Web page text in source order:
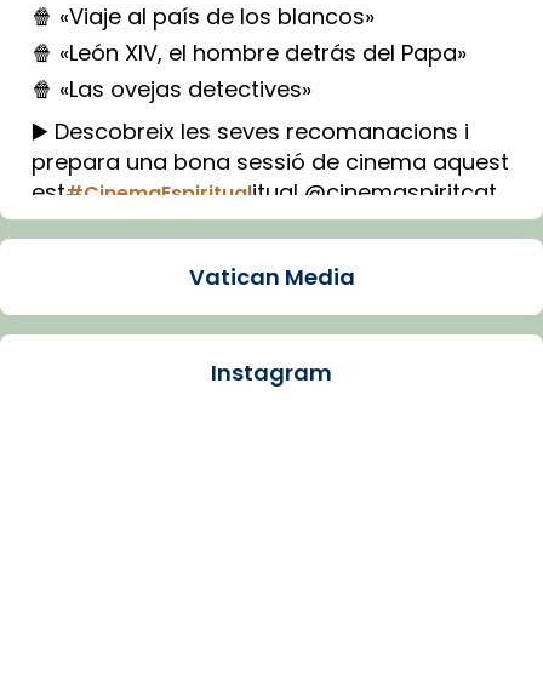
🍿 «Viaje al país de los blancos»
🍿 «León XIV, el hombre detrás del Papa»
🍿 «Las ovejas detectives»
▶️ Descobreix les seves recomanacions i
prepara una bona sessió de cinema aquest
est#CinemaEspiritualitual @cinemaspiritcat
Imatge: Generada amb IA (OpenAI)
Arquebisbat de Barcelona
Vatican Media
Instagram